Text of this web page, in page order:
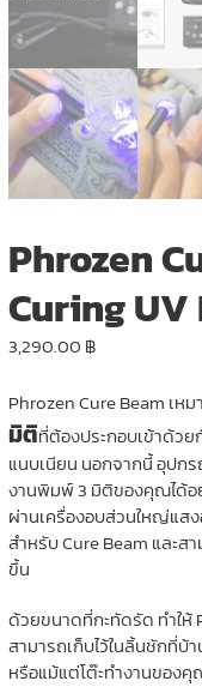
Phrozen
Curing UV
3,290.00 ฿
Phrozen Cure Beam เห
มิติที่ต้องประกอบเข้าด้ว
แนบเนียน นอกจากนี้ อุปก
งานพิมพ์ 3 มิติของคุณได้อ
ผ่านเครื่องอบส่วนใหญ่แสง
สำหรับ Cure Beam และส
ขึ้น
ด้วยขนาดที่กะทัดรัด ทำให้
สามารถเก็บไว้ในลิ้นชักที่บ้า
หรือแม้แต่โต๊ะทำงานของ